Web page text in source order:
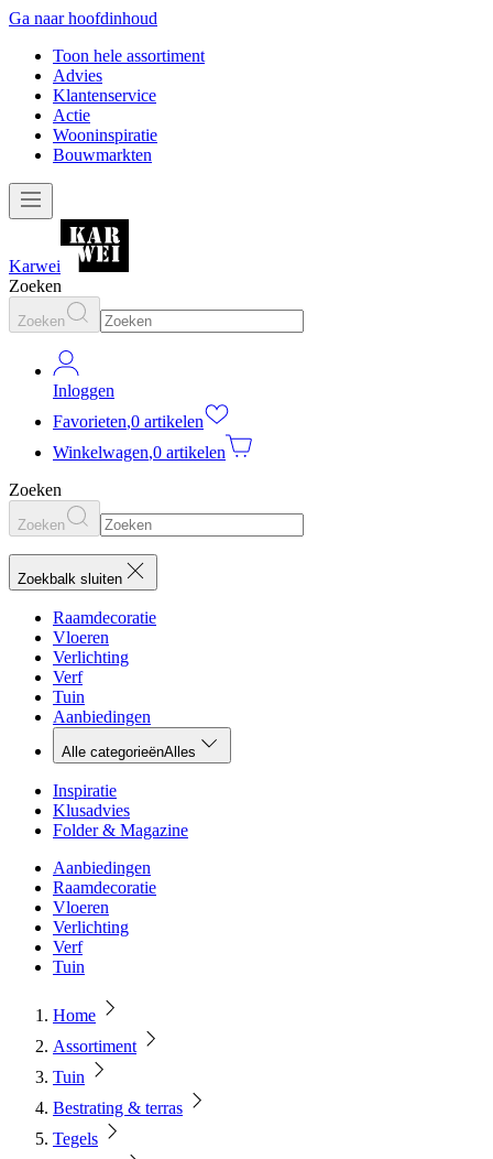
Ga naar hoofdinhoud
Toon hele assortiment
Advies
Klantenservice
Actie
Wooninspiratie
Bouwmarkten
Karwei
Zoeken
Zoeken
Inloggen
Favorieten,0 artikelen
Winkelwagen,0 artikelen
Zoeken
Zoeken
Zoekbalk sluiten
Raamdecoratie
Vloeren
Verlichting
Verf
Tuin
Aanbiedingen
Alle categorieënAlles
Inspiratie
Klusadvies
Folder & Magazine
Aanbiedingen
Raamdecoratie
Vloeren
Verlichting
Verf
Tuin
Home
Assortiment
Tuin
Bestrating & terras
Tegels